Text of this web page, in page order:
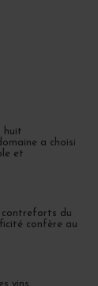
huit
a choisi
et
contreforts du
confère au